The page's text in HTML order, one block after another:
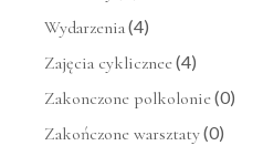
Wydarzenia(4)
Zajęcia cyklicznee(4)
Zakonczone polkolonie(0)
Zakończone warsztaty(0)